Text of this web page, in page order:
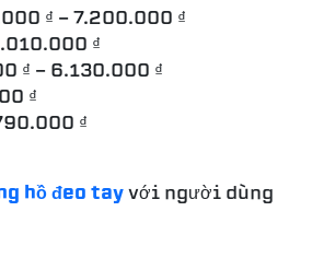
₫ - 7.200.000 ₫
₫
₫ - 6.130.000 ₫
₫
₫
hồ đeo tayvới người dùng